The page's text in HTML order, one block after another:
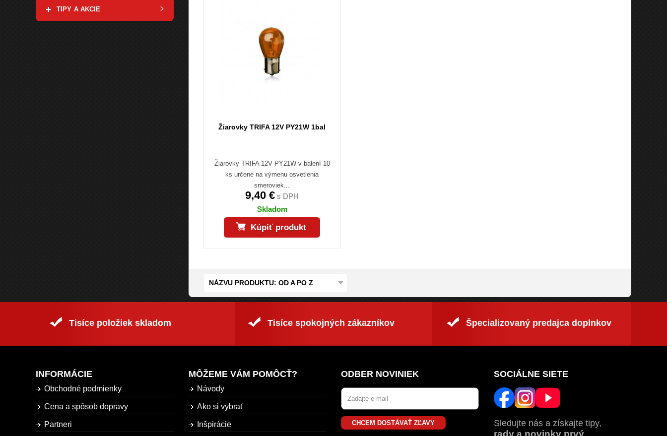
+ TIPY A AKCIE
Žiarovky TRIFA 12V PY21W 1bal
Žiarovky TRIFA 12V PY21W v balení 10
ks určené na výmenu osvetlenia
smeroviek...
9,40 € s DPH
Skladom
Kúpiť produkt
NÁZVU PRODUKTU: OD A PO Z
Tisíce položiek skladom Tisíce spokojných zákazníkov Špecializovaný predajca doplnkov
INFORMÁCIE
Obchodné podmienky
Cena a spôsob dopravy
Partneri
MÔŽEME VÁM POMÔCŤ?
Návody
Ako si vybrať
Inšpirácie
ODBER NOVINIEK
CHCEM DOSTÁVAŤ ZĽAVY
SOCIÁLNE SIETE
Sledujte nás a získajte tipy,
rady a novinky prvý